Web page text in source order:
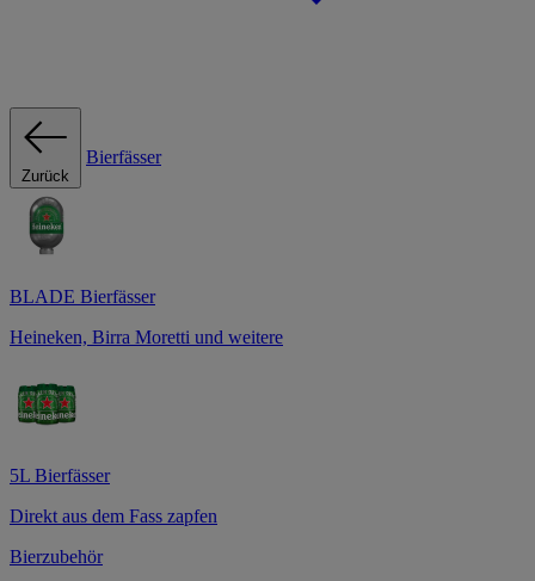
Zurück
Bierfässer
BLADE Bierfässer
Heineken, Birra Moretti und weitere
5L Bierfässer
Direkt aus dem Fass zapfen
Bierzubehör